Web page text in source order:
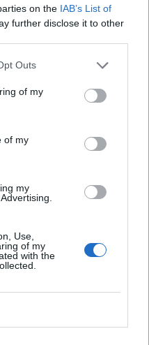
on the IAB’s List of
further disclose it to other
Outs
of my
of my
my
Use,
of my
with the